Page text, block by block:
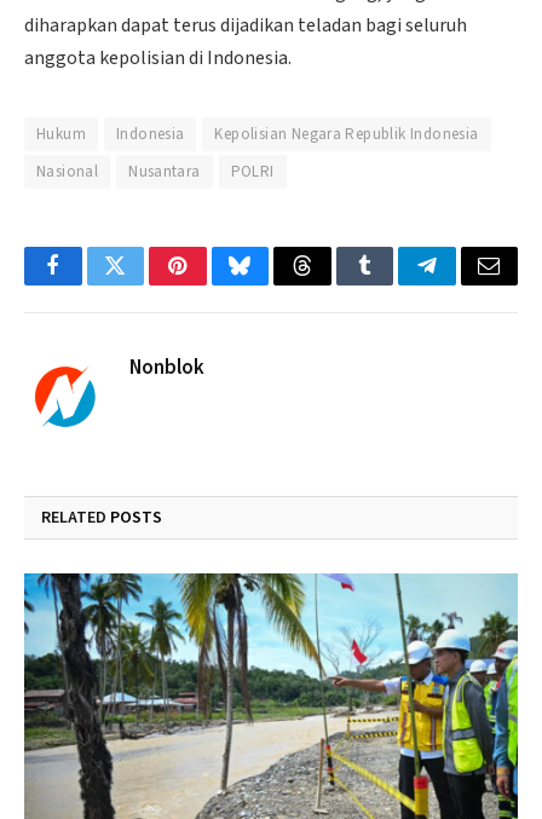
diharapkan dapat terus dijadikan teladan bagi seluruh
anggota kepolisian di Indonesia.
Hukum Indonesia
Kepolisian Negara Republik Indonesia
Nasional
Nusantara POLRI
FacebookTwitterPinterestBlueskyThreadsTumblrTelegramEmail
Nonblok
RELATED POSTS